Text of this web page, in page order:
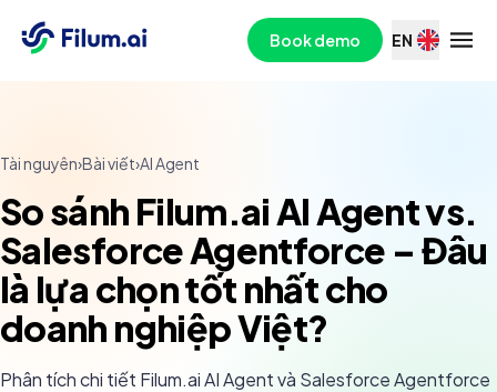
Book demo EN
Tài nguyên›Bài viết›AI Agent
So sánh Filum.ai AI Agent vs.
Salesforce Agentforce – Đâu
là lựa chọn tốt nhất cho
doanh nghiệp Việt?
Phân tích chi tiết Filum.ai AI Agent và Salesforce Agentforce